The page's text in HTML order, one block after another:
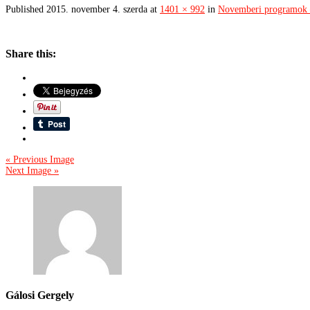
Published 2015. november 4. szerda at 1401 × 992 in Novemberi programok
Share this:
« Previous Image
Next Image »
Gálosi Gergely